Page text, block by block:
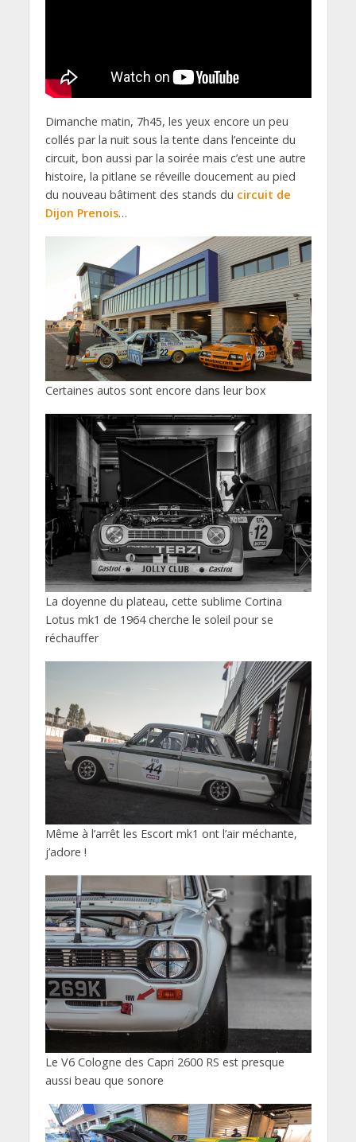
Dimanche matin, 7h45, les yeux encore un peu
collés par la nuit sous la tente dans l’enceinte du
circuit, bon aussi par la soirée mais c’est une autre
histoire, la pitlane se réveille doucement au pied
du nouveau bâtiment des stands du circuit de
Dijon Prenois…
Certaines autos sont encore dans leur box
La doyenne du plateau, cette sublime Cortina
Lotus mk1 de 1964 cherche le soleil pour se
réchauffer
Même à l’arrêt les Escort mk1 ont l’air méchante,
j’adore !
Le V6 Cologne des Capri 2600 RS est presque
aussi beau que sonore